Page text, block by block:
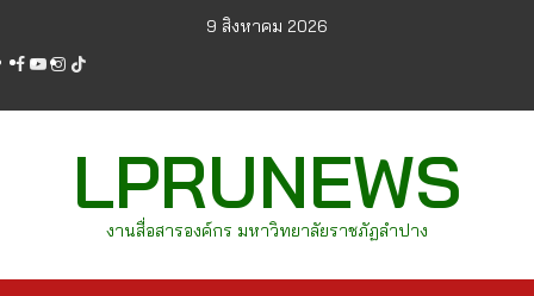
content
9 สิงหาคม 2026
facebook
youtube
instagram
tiktok
LPRUNEWS
งานสื่อสารองค์กร มหาวิทยาลัยราชภัฏลำปาง